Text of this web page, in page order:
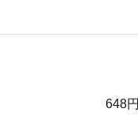
648円